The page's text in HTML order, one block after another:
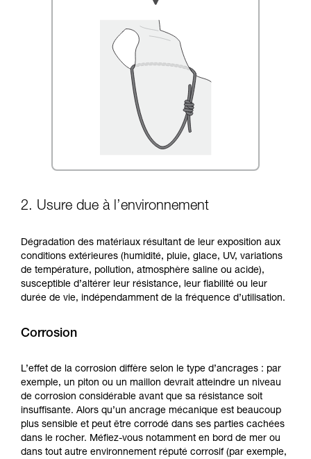
2. Usure due à l’environnement
Dégradation des matériaux résultant de leur exposition aux
conditions extérieures (humidité, pluie, glace, UV, variations
de température, pollution, atmosphère saline ou acide),
susceptible d’altérer leur résistance, leur fiabilité ou leur
durée de vie, indépendamment de la fréquence d’utilisation.
Corrosion
L’effet de la corrosion diffère selon le type d’ancrages : par
exemple, un piton ou un maillon devrait atteindre un niveau
de corrosion considérable avant que sa résistance soit
insuffisante. Alors qu’un ancrage mécanique est beaucoup
plus sensible et peut être corrodé dans ses parties cachées
dans le rocher. Méfiez-vous notamment en bord de mer ou
dans tout autre environnement réputé corrosif (par exemple,